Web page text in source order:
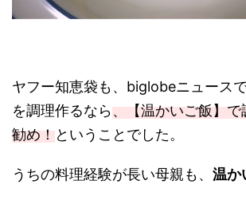
ヤフー知恵袋も、biglobeニュース
を調理作るなら、【温かいご飯】
勧め！ということでした。
うちの料理経験が長い母親も、 温か